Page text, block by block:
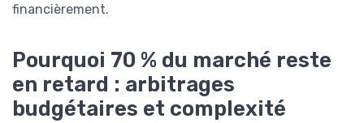
financièrement.
Pourquoi 70 % du marché reste
en retard : arbitrages
budgétaires et complexité